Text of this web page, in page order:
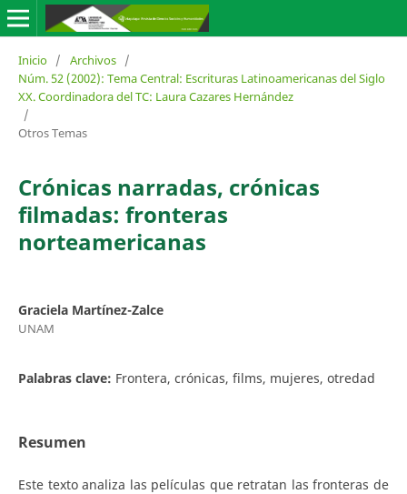
Inicio / Archivos /
Núm. 52 (2002): Tema Central: Escrituras Latinoamericanas del Siglo
XX. Coordinadora del TC: Laura Cazares Hernández
/
Otros Temas
Crónicas narradas, crónicas
filmadas: fronteras
norteamericanas
Graciela Martínez-Zalce
UNAM
Palabras clave: Frontera, crónicas, films, mujeres, otredad
Resumen
Este texto analiza las películas que retratan las fronteras de